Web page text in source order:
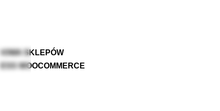
SKLEPÓW
WOOCOMMERCE